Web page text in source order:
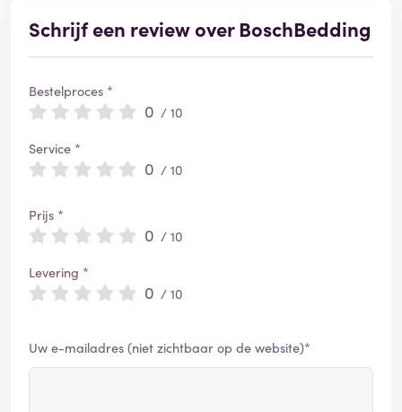
Schrijf een review over BoschBedding
Bestelproces *
0 / 10
Service *
0 / 10
Prijs *
0 / 10
Levering *
0 / 10
Uw e-mailadres (niet zichtbaar op de website)*